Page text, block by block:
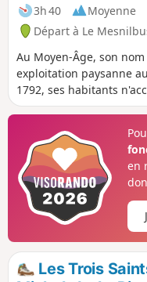
3h 40
Moyenne
Départ à Le
Au Moyen-Âge, son
exploitation paysanne
1792, ses habitants
changement de régime
recruteur du roi
population se rebelle,
nombre des paroisses
dévastée, les cloches
des seigneurs fondues.
en
Les Trois